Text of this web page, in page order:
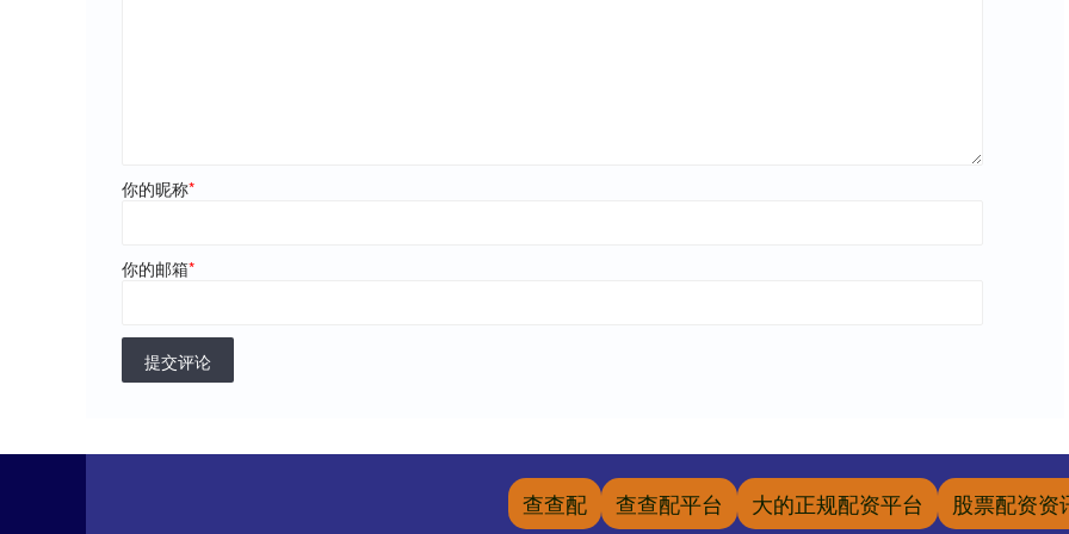
你的昵称*
你的邮箱*
提交评论
查查配 查查配平台 大的正规配资平台 股票配资资